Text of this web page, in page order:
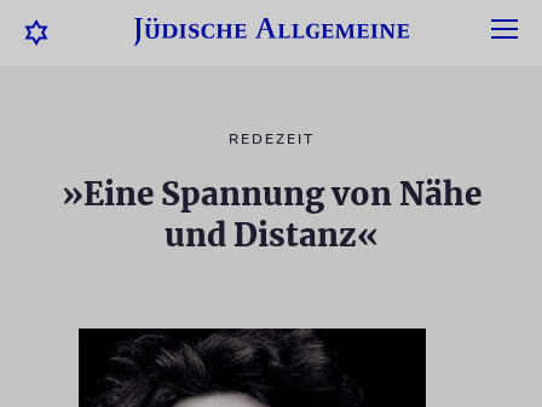
REDEZEIT
»Eine Spannung von Nähe
und Distanz«